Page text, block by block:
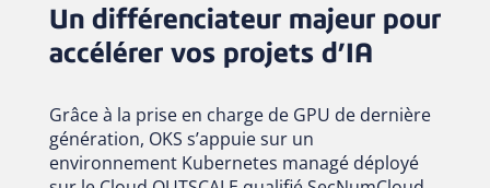
Un différenciateur majeur pour
accélérer vos projets d’IA
Grâce à la prise en charge de GPU de dernière
génération, OKS s’appuie sur un
environnement Kubernetes managé déployé